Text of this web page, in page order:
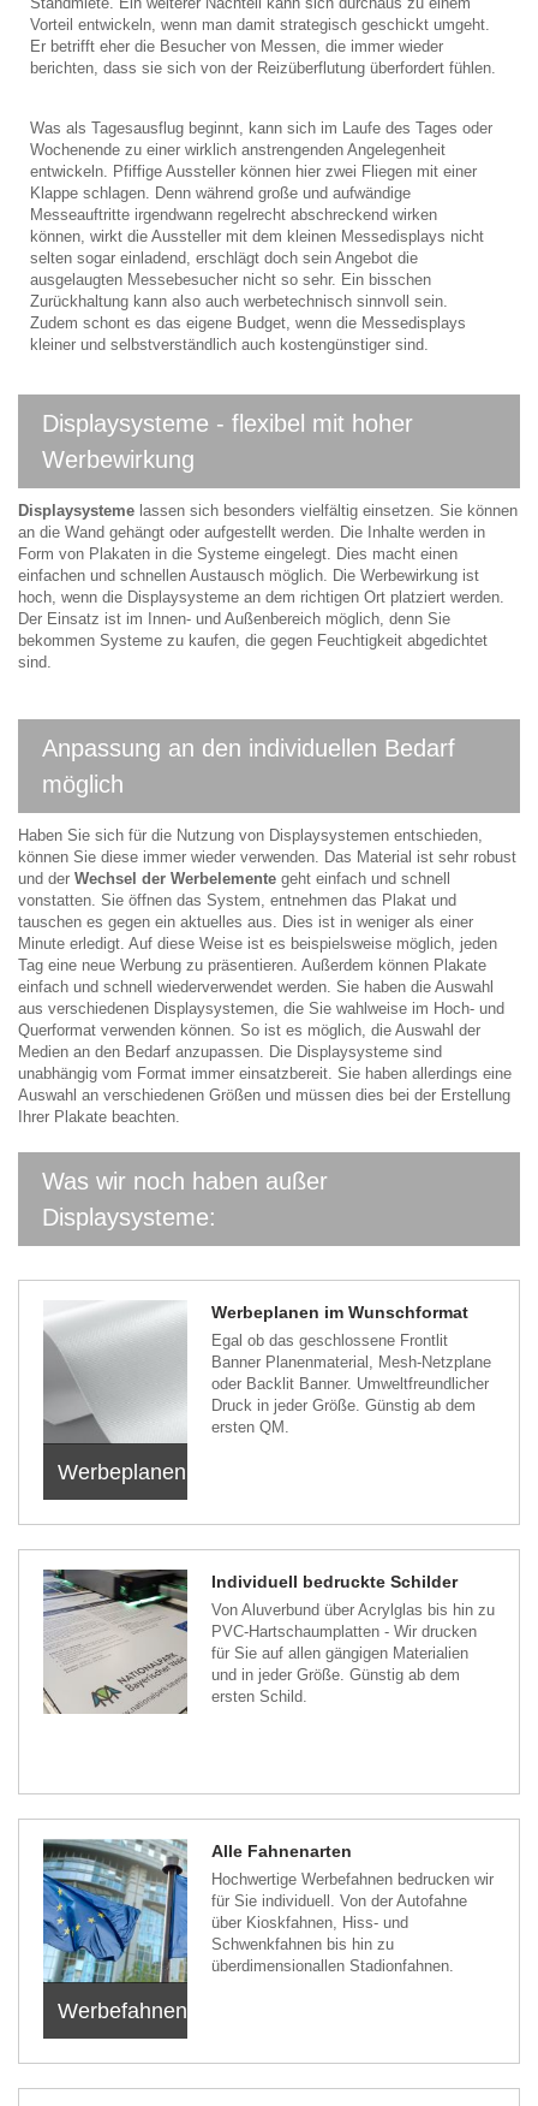
Vorteil entwickeln, wenn man damit strategisch geschickt umgeht.
Er betrifft eher die Besucher von Messen, die immer wieder
berichten, dass sie sich von der Reizüberflutung überfordert fühlen.
Was als Tagesausflug beginnt, kann sich im Laufe des Tages oder
Wochenende zu einer wirklich anstrengenden Angelegenheit
entwickeln. Pfiffige Aussteller können hier zwei Fliegen mit einer
Klappe schlagen. Denn während große und aufwändige
Messeauftritte irgendwann regelrecht abschreckend wirken
können, wirkt die Aussteller mit dem kleinen Messedisplays nicht
selten sogar einladend, erschlägt doch sein Angebot die
ausgelaugten Messebesucher nicht so sehr. Ein bisschen
Zurückhaltung kann also auch werbetechnisch sinnvoll sein.
Zudem schont es das eigene Budget, wenn die Messedisplays
kleiner und selbstverständlich auch kostengünstiger sind.
Displaysysteme - flexibel mit hoher
Werbewirkung
Displaysysteme lassen sich besonders vielfältig einsetzen. Sie können
an die Wand gehängt oder aufgestellt werden. Die Inhalte werden in
Form von Plakaten in die Systeme eingelegt. Dies macht einen
einfachen und schnellen Austausch möglich. Die Werbewirkung ist
hoch, wenn die Displaysysteme an dem richtigen Ort platziert werden.
Der Einsatz ist im Innen- und Außenbereich möglich, denn Sie
bekommen Systeme zu kaufen, die gegen Feuchtigkeit abgedichtet
sind.
Anpassung an den individuellen Bedarf
möglich
Haben Sie sich für die Nutzung von Displaysystemen entschieden,
können Sie diese immer wieder verwenden. Das Material ist sehr robust
und der Wechsel der Werbelemente geht einfach und schnell
vonstatten. Sie öffnen das System, entnehmen das Plakat und
tauschen es gegen ein aktuelles aus. Dies ist in weniger als einer
Minute erledigt. Auf diese Weise ist es beispielsweise möglich, jeden
Tag eine neue Werbung zu präsentieren. Außerdem können Plakate
einfach und schnell wiederverwendet werden. Sie haben die Auswahl
aus verschiedenen Displaysystemen, die Sie wahlweise im Hoch- und
Querformat verwenden können. So ist es möglich, die Auswahl der
Medien an den Bedarf anzupassen. Die Displaysysteme sind
unabhängig vom Format immer einsatzbereit. Sie haben allerdings eine
Auswahl an verschiedenen Größen und müssen dies bei der Erstellung
Ihrer Plakate beachten.
Was wir noch haben außer
Displaysysteme:
Werbeplanen
Werbeplanen im Wunschformat
Egal ob das geschlossene Frontlit
Banner Planenmaterial, Mesh-Netzplane
oder Backlit Banner. Umweltfreundlicher
Druck in jeder Größe. Günstig ab dem
ersten QM.
Individuell bedruckte Schilder
Von Aluverbund über Acrylglas bis hin zu
PVC-Hartschaumplatten - Wir drucken
für Sie auf allen gängigen Materialien
und in jeder Größe. Günstig ab dem
ersten Schild.
Werbefahnen
Alle Fahnenarten
Hochwertige Werbefahnen bedrucken wir
für Sie individuell. Von der Autofahne
über Kioskfahnen, Hiss- und
Schwenkfahnen bis hin zu
überdimensionallen Stadionfahnen.